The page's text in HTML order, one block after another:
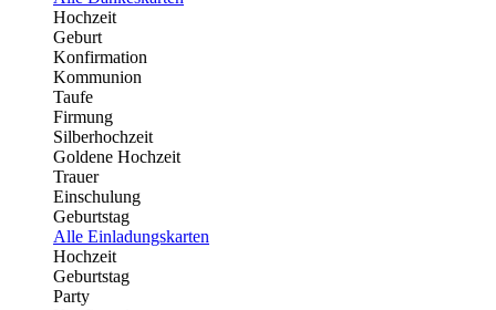
Hochzeit
Geburt
Konfirmation
Kommunion
Taufe
Firmung
Silberhochzeit
Goldene Hochzeit
Trauer
Einschulung
Geburtstag
Alle Einladungskarten
Hochzeit
Geburtstag
Party